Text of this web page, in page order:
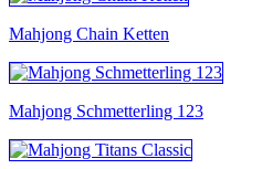
Mahjong Chain Ketten
Mahjong Schmetterling 123